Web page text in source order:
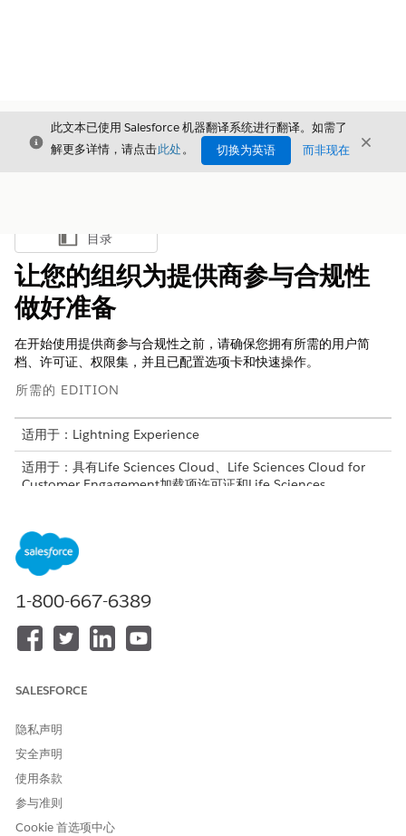
关闭
此文本已使用 Salesforce 机器翻译系统进行翻译。如需了
解更多详情，请点击此处。 切换为英语 而非现在 关闭
显示目录
目录
让您的组织为提供商参与合规性
做好准备
在开始使用提供商参与合规性之前，请确保您拥有所需的用户简
档、许可证、权限集，并且已配置选项卡和快速操作。
所需的 EDITION
适用于：Lightning Experience
适用于：具有Life Sciences Cloud、Life Sciences Cloud for
Customer Engagement加载项许可证和Life Sciences
根据标准用户简档，为销售代表和销售经理创建自定义用户简
档。将简档与相应的用户记录相关联。请参阅为客户参与用户
建自定义简档。
为管理员分配生命科学商业管理员和生命科学核心权限集。将生
命科学核心和生命科学现场销售代表权限集分配给销售代表和销
售经理。请参阅将权限集分配给
计划的状态字段。操作计划的状态仅通过开始、停止或重新启动
设置 HCP 客户、区域和提供商客户区域信息。请参阅
准备
将区域分配给销售代表和销售经理。将销售经理分配到销售代表
区域的父区域。请参阅将
在生命科学商业应用程序中，添加客户合规性选项卡。请参阅将
选项卡添加到生命科学商业应用程序。
1-800-667-6389
SALESFORCE
隐私声明
安全声明
使用条款
参与准则
Cookie 首选项中心